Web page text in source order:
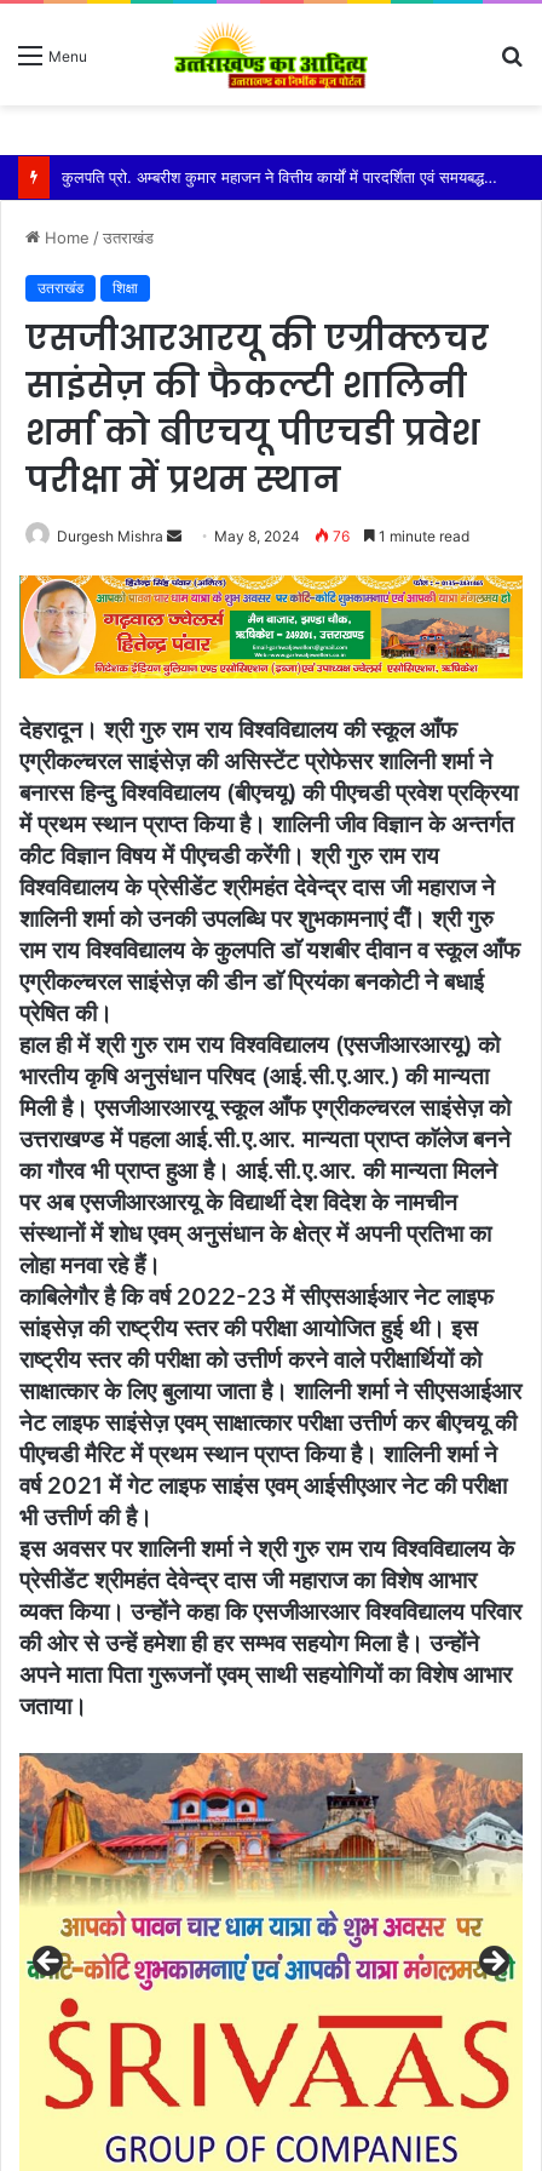
Menu
बर्थ सर्टिफिकेट के बदले नियम, देरी पर कोर्ट के लगाने पड़ेंगे चक्कर
Home /उतराखंड
उतराखंड शिक्षा
एसजीआरआरयू की एग्रीक्लचर
साइंसेज़ की फैकल्टी शालिनी
शर्मा को बीएचयू पीएचडी प्रवेश
परीक्षा में प्रथम स्थान
Durgesh Mishra
Send
email
May 8, 2024 76 1 minute read
देहरादून। श्री गुरु राम राय विश्वविद्यालय की स्कूल आँफ
एग्रीकल्चरल साइंसेज़ की असिस्टेंट प्रोफेसर शालिनी शर्मा ने
बनारस हिन्दु विश्वविद्यालय (बीएचयू) की पीएचडी प्रवेश प्रक्रिया
में प्रथम स्थान प्राप्त किया है। शालिनी जीव विज्ञान के अन्तर्गत
कीट विज्ञान विषय में पीएचडी करेंगी। श्री गुरु राम राय
विश्वविद्यालय के प्रेसीडेंट श्रीमहंत देवेन्द्र दास जी महाराज ने
शालिनी शर्मा को उनकी उपलब्धि पर शुभकामनाएं दीें। श्री गुरु
राम राय विश्वविद्यालय के कुलपति डाॅ यशबीर दीवान व स्कूल आँफ
एग्रीकल्चरल साइंसेज़ की डीन डाॅ प्रियंका बनकोटी ने बधाई
प्रेषित की।
हाल ही में श्री गुरु राम राय विश्वविद्यालय (एसजीआरआरयू) को
भारतीय कृषि अनुसंधान परिषद (आई.सी.ए.आर.) की मान्यता
मिली है। एसजीआरआरयू स्कूल आँफ एग्रीकल्चरल साइंसेज़ को
उत्तराखण्ड में पहला आई.सी.ए.आर. मान्यता प्राप्त काॅलेज बनने
का गौरव भी प्राप्त हुआ है। आई.सी.ए.आर. की मान्यता मिलने
पर अब एसजीआरआरयू के विद्यार्थी देश विदेश के नामचीन
संस्थानों में शोध एवम् अनुसंधान के क्षेत्र में अपनी प्रतिभा का
लोहा मनवा रहे हैं।
काबिलेगौर है कि वर्ष 2022-23 में सीएसआईआर नेट लाइफ
सांइसेज़ की राष्ट्रीय स्तर की परीक्षा आयोजित हुई थी। इस
राष्ट्रीय स्तर की परीक्षा को उत्तीर्ण करने वाले परीक्षार्थियों को
साक्षात्कार के लिए बुलाया जाता है। शालिनी शर्मा ने सीएसआईआर
नेट लाइफ साइंसेज़ एवम् साक्षात्कार परीक्षा उत्तीर्ण कर बीएचयू की
पीएचडी मैरिट में प्रथम स्थान प्राप्त किया है। शालिनी शर्मा ने
वर्ष 2021 में गेट लाइफ साइंस एवम् आईसीएआर नेट की परीक्षा
भी उत्तीर्ण की है।
इस अवसर पर शालिनी शर्मा ने श्री गुरु राम राय विश्वविद्यालय के
प्रेसीडेंट श्रीमहंत देवेन्द्र दास जी महाराज का विशेष आभार
व्यक्त किया। उन्होंने कहा कि एसजीआरआर विश्वविद्यालय परिवार
की ओर से उन्हें हमेशा ही हर सम्भव सहयोग मिला है। उन्होंने
अपने माता पिता गुरूजनों एवम् साथी सहयोगियों का विशेष आभार
जताया।